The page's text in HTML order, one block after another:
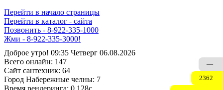
Перейти в начало страницы
Перейти в каталог - сайта
Позвонить - 8-922-335-1000
ДИСПЕТЧЕР НА СВЯЗИ - 8-922-335-1000
Доброе утро! 09:35 Четверг 06.08.2026
Всего онлайн: 147
Сайт cантехник: 64
Город Набережные челны: 7
Время рендеринга: 0.128c.
—
2362